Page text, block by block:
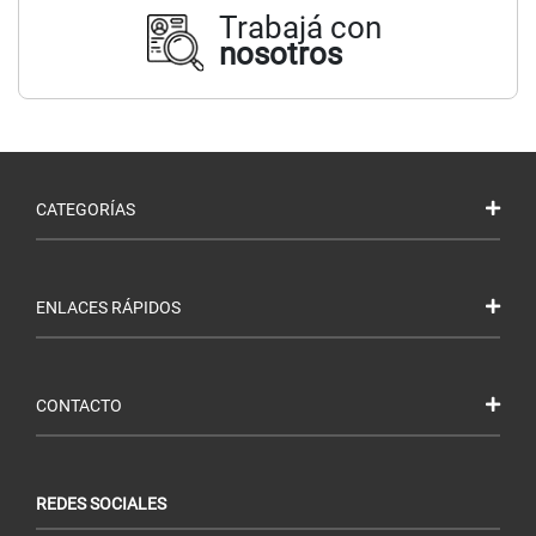
Trabajá con
nosotros
CATEGORÍAS
ENLACES RÁPIDOS
CONTACTO
REDES SOCIALES